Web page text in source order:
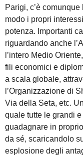
Parigi, c’è
modo i propri
potenza. Importanti
riguardando anche
l’intero Medio
fili economici e
a scala globale,
l’Organizzazione di
Via della Seta, etc.
quale tutte le grandi
guadagnare in
da sé, scaricandolo
esplosione degli